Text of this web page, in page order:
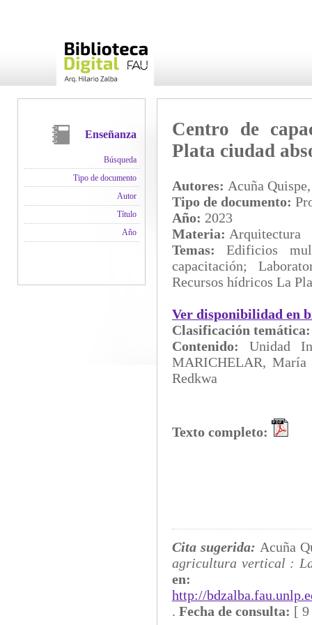
Enseñanza
Búsqueda
Tipo de documento
Autor
Título
Año
Centro de
Plata ciudad
Autores: Acuña
Tipo de documento:
Año: 2023
Materia: Arquitectura
Temas:Edificios
capacitación;
Recursos hídricos La
Ver disponibilidad en
Clasificación
Contenido: Unidad
MARICHELAR, María
Redkwa
Texto completo:
Cita sugerida: Acuña
agricultura vertical :
en:
http://
. Fecha de consulta: [ 9